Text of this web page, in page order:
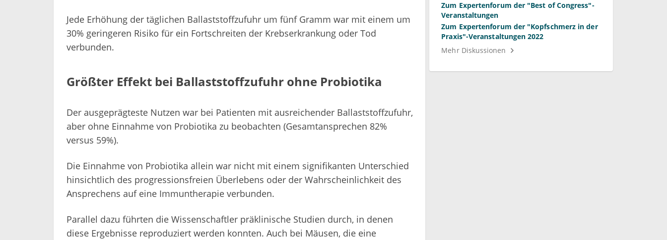
Jede Erhöhung der täglichen Ballaststoffzufuhr um fünf Gramm war mit einem um
30% geringeren Risiko für ein Fortschreiten der Krebserkrankung oder Tod
verbunden.
Größter Effekt bei Ballaststoffzufuhr ohne Probiotika
Der ausgeprägteste Nutzen war bei Patienten mit ausreichender Ballaststoffzufuhr,
aber ohne Einnahme von Probiotika zu beobachten (Gesamtansprechen 82%
versus 59%).
Die Einnahme von Probiotika allein war nicht mit einem signifikanten Unterschied
hinsichtlich des progressionsfreien Überlebens oder der Wahrscheinlichkeit des
Ansprechens auf eine Immuntherapie verbunden.
Parallel dazu führten die Wissenschaftler präklinische Studien durch, in denen
diese Ergebnisse reproduziert werden konnten. Auch bei Mäusen, die eine
Zum Expertenforum der "Best of Congress"-
Veranstaltungen
Zum Expertenforum der "Kopfschmerz in der
Praxis"-Veranstaltungen 2022
Mehr Diskussionen